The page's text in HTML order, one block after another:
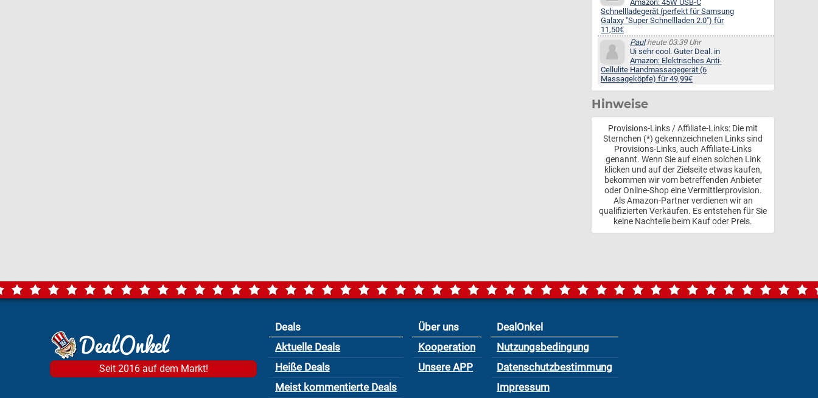
Amazon: 45W USB-C
Schnellladegerät (perfekt für Samsung
Galaxy "Super Schnellladen 2.0") für
11,50€
Paulheute 03:39 Uhr
Ui sehr cool. Guter Deal. in
Amazon: Elektrisches Anti-
Cellulite Handmassagegerät (6
Massageköpfe) für 49,99€
Hinweise
Provisions-Links / Affiliate-Links: Die mit
Sternchen (*) gekennzeichneten Links sind
Provisions-Links, auch Affiliate-Links
genannt. Wenn Sie auf einen solchen Link
klicken und auf der Zielseite etwas kaufen,
bekommen wir vom betreffenden Anbieter
oder Online-Shop eine Vermittlerprovision.
Als Amazon-Partner verdienen wir an
qualifizierten Verkäufen. Es entstehen für Sie
keine Nachteile beim Kauf oder Preis.
Seit 2016 auf dem Markt!
Deals
Aktuelle Deals
Heiße Deals
Meist kommentierte Deals
Über uns
Kooperation
Unsere APP
DealOnkel
Nutzungsbedingung
Datenschutzbestimmung
Impressum